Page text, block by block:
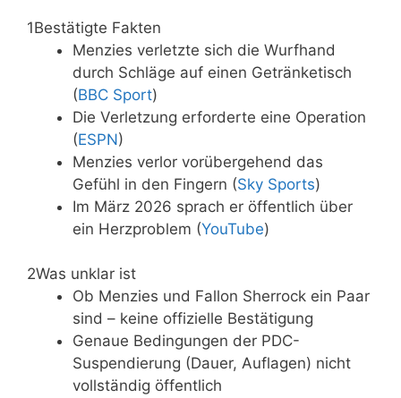
1Bestätigte Fakten
Menzies verletzte sich die Wurfhand
durch Schläge auf einen Getränketisch
(BBC Sport)
Die Verletzung erforderte eine Operation
(ESPN)
Menzies verlor vorübergehend das
Gefühl in den Fingern (Sky Sports)
Im März 2026 sprach er öffentlich über
ein Herzproblem (YouTube)
2Was unklar ist
Ob Menzies und Fallon Sherrock ein Paar
sind – keine offizielle Bestätigung
Genaue Bedingungen der PDC-
Suspendierung (Dauer, Auflagen) nicht
vollständig öffentlich